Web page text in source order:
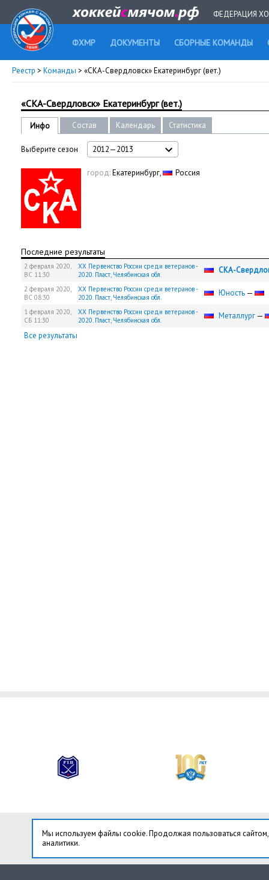
ФЕДЕРАЦИЯ
ФХМР ДОКУМЕНТЫ СБОРНЫЕ КОМАНДЫ
Реестр > Команды > «СКА-Свердловск» Екатеринбург (вет.)
«СКА-Свердловск» Екатеринбург (вет.)
Инфо Состав Календарь Статистика
Выберите сезон 2012—2013
город:Екатеринбург, Россия
Последние результаты
2 февраля 2020,
ВС 11:30
XX Первенство России среди ветеранов -
2020. Пласт, Челябинская обл.
СКА-
2 февраля 2020,
ВС 08:30
XX Первенство России среди ветеранов -
2020. Пласт, Челябинская обл.
Юность —
1 февраля 2020,
СБ 11:30
XX Первенство России среди ветеранов -
2020. Пласт, Челябинская обл.
Металлург —
Все результаты
Мы используем файлы cookie. Продолжая пользоваться
аналитики.